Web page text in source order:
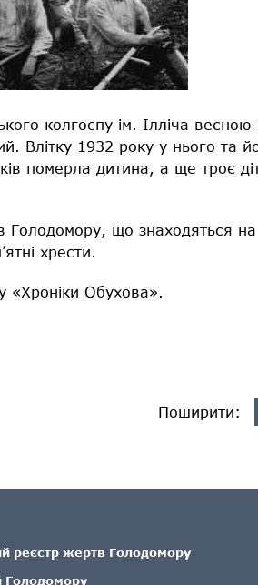
колгоспу ім. Ілліча
Влітку 1932 року у нього та
померла дитина, а ще троє
Голодомору, що знаходяться
хрести.
«Хроніки Обухова».
Поширити:
реєстр жертв Голодомору
Голодомору